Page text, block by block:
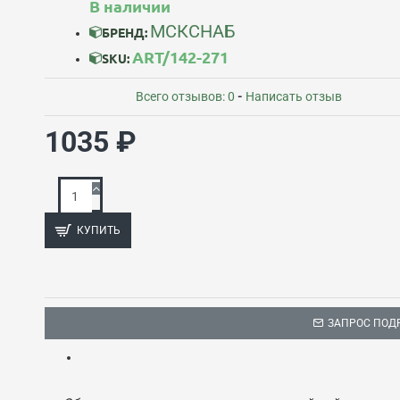
В наличии
БРЕНД: МСКСНАБ
SKU:ART/142-271
Всего отзывов: 0 - Написать отзыв
1035 ₽
КУПИТЬ
ЗАПРОС